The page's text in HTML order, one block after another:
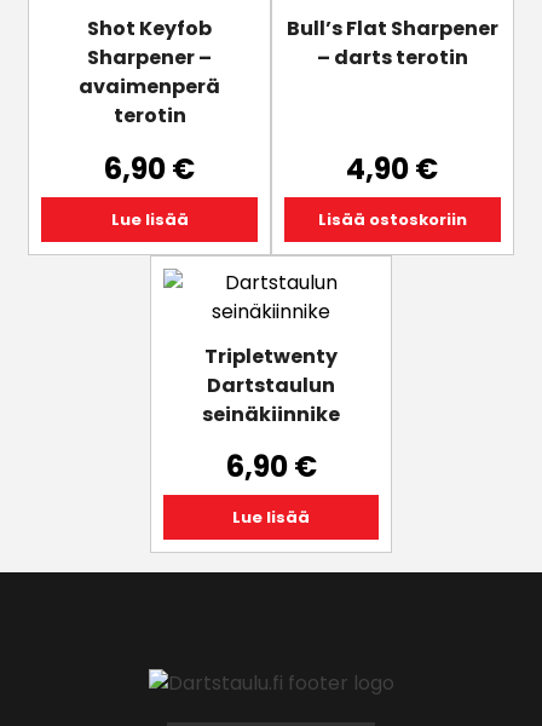
Shot Keyfob
Sharpener –
avaimenperä
terotin
6,90€
Lue lisää
Bull’s Flat Sharpener
– darts terotin
4,90€
Lisää ostoskoriin
Tripletwenty
Dartstaulun
seinäkiinnike
6,90€
Lue lisää